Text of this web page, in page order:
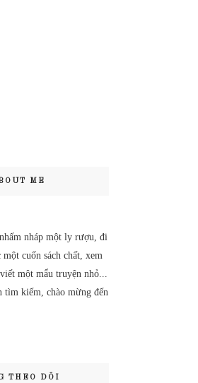
ME
nháp một ly rượu, đi
cuốn sách chất, xem
một mẩu truyện nhỏ...
tìm kiếm, chào mừng đến
THEO DÕI